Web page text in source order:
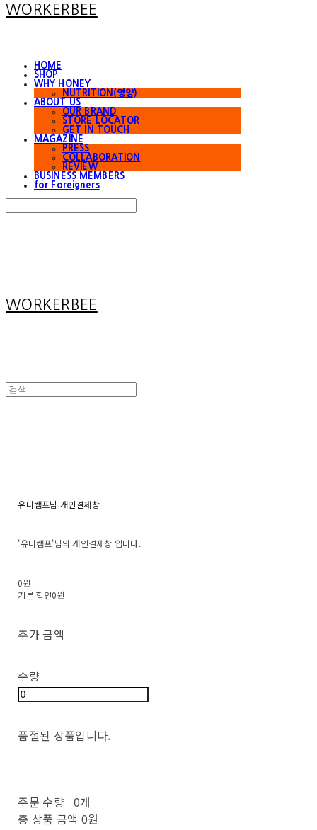
WORKERBEE
HOME
SHOP
WHY HONEY
NUTRITION(영양)
ABOUT US
OUR BRAND
STORE LOCATOR
GET IN TOUCH
MAGAZINE
PRESS
COLLABORATION
REVIEW
BUSINESS MEMBERS
for Foreigners
WORKERBEE
유니캠프님 개인결제창
'유니캠프'님의 개인결제창 입니다.
0원
기본 할인0원
추가 금액
수량
품절된 상품입니다.
주문 수량 0개
총 상품 금액 0원